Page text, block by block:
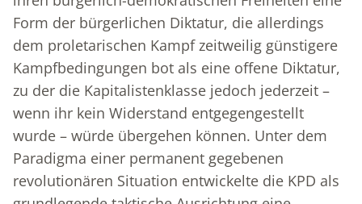
Form der bürgerlichen Diktatur, die allerdings
dem proletarischen Kampf zeitweilig günstigere
Kampfbedingungen bot als eine offene Diktatur,
zu der die Kapitalistenklasse jedoch jederzeit –
wenn ihr kein Widerstand entgegengestellt
wurde – würde übergehen können. Unter dem
Paradigma einer permanent gegebenen
revolutionären Situation entwickelte die KPD als